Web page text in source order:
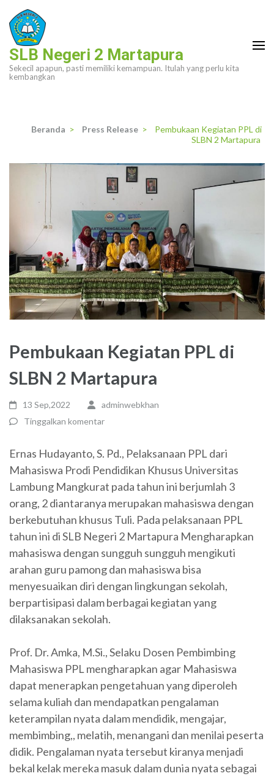
Lompat
ke
konten
(Tekan
Enter)
SLB Negeri 2 Martapura
Sekecil apapun, pasti memiliki kemampuan. Itulah yang perlu kita
kembangkan
Beranda > Press Release >
Pembukaan Kegiatan PPL di
SLBN 2 Martapura
Pembukaan Kegiatan PPL di
SLBN 2 Martapura
13 Sep,2022
adminwebkhan
Tinggalkan komentar
Ernas Hudayanto, S. Pd., Pelaksanaan PPL dari
Mahasiswa Prodi Pendidikan Khusus Universitas
Lambung Mangkurat pada tahun ini berjumlah 3
orang, 2 diantaranya merupakan mahasiswa dengan
berkebutuhan khusus Tuli. Pada pelaksanaan PPL
tahun ini di SLB Negeri 2 Martapura Mengharapkan
mahasiswa dengan sungguh sungguh mengikuti
arahan guru pamong dan mahasiswa bisa
menyesuaikan diri dengan lingkungan sekolah,
berpartisipasi dalam berbagai kegiatan yang
dilaksanakan sekolah.
Prof. Dr. Amka, M.Si., Selaku Dosen Pembimbing
Mahasiswa PPL mengharapkan agar Mahasiswa
dapat menerapkan pengetahuan yang diperoleh
selama kuliah dan mendapatkan pengalaman
keterampilan nyata dalam mendidik, mengajar,
membimbing,, melatih, menangani dan menilai peserta
didik. Pengalaman nyata tersebut kiranya menjadi
bekal kelak mereka masuk dalam dunia nyata sebagai